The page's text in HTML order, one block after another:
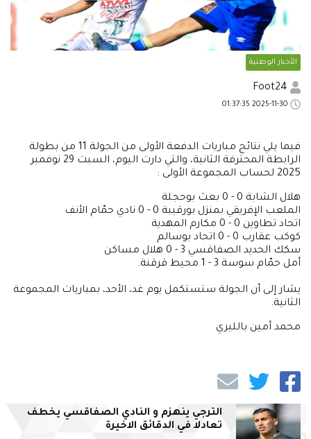
الأخبار الوطنية
فيما يلي نتائج مباريات الدفعة الأولى من الجولة 11 من بطولة
الرابطة المحترفة الثانية، والتي دارت اليوم، السبت 29 نوفمبر
2025 لحساب المجموعة الأولى :
هلال الشابة 0 - 0 بعث بوحجلة
الملعب الإفريقي بمنزل بورقيبة 0 - 0 نادي حمّام الأنف
اتحاد تطاوين 0 - 0 مكارم المهدية
كوكب عقارب 0 - 0 اتحاد بوسالم
سكك الحديد الصفاقسي 3 - 0 هلال مساكن
أمل حمّام سوسة 3 - 1 محيط قرقنة.
يشار إلى أن الجولة ستستكمل يوم غد، الأحد، بمباريات المجموعة
الثانية.
محمد أمين بالليري
الترجي ينهزم و النادي الصفاقسي يخطف
تعادلا في الدقائق الاخيرة